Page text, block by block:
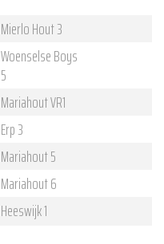
Mierlo Hout 3
Woenselse Boys
5
Mariahout VR1
Erp 3
Mariahout 5
Mariahout 6
Heeswijk 1